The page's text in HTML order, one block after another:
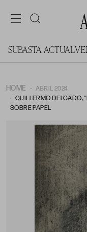
SUBASTA ACTUAL
HOME
ABRIL 2024
GUILLERMO DELGADO,
SOBRE PAPEL